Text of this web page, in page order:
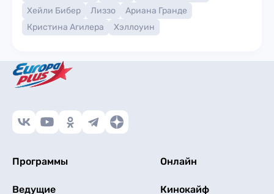
Хейли Бибер
Лиззо
Ариана Гранде
Кристина Агилера
Хэллоуин
Программы Онлайн
Ведущие Кинокайф